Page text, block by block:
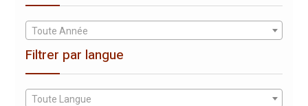
Toute Année
Filtrer par langue
Toute Langue